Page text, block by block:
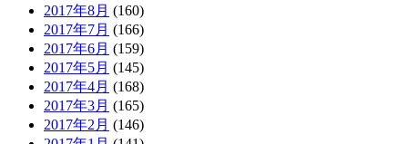
2017年8月 (160)
2017年7月 (166)
2017年6月 (159)
2017年5月 (145)
2017年4月 (168)
2017年3月 (165)
2017年2月 (146)